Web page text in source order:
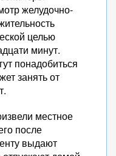
желудочно-
целью
минут.
понадобиться
занять от
местное
после
выдают